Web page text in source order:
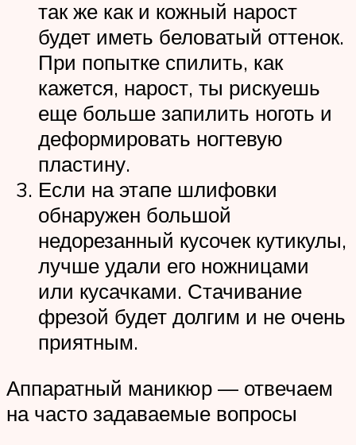
так же как и кожный нарост
будет иметь беловатый оттенок.
При попытке спилить, как
кажется, нарост, ты рискуешь
еще больше запилить ноготь и
деформировать ногтевую
пластину.
Если на этапе шлифовки
обнаружен большой
недорезанный кусочек кутикулы,
лучше удали его ножницами
или кусачками. Стачивание
фрезой будет долгим и не очень
приятным.
Аппаратный маникюр — отвечаем
на часто задаваемые вопросы